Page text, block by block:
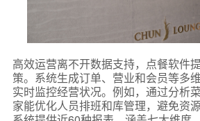
高效运营离不开数据支持，点餐软件
策。系统生成订单、营业和会员等多
实时监控经营状况。例如，通过分析
家能优化人员排班和库管理，避免资